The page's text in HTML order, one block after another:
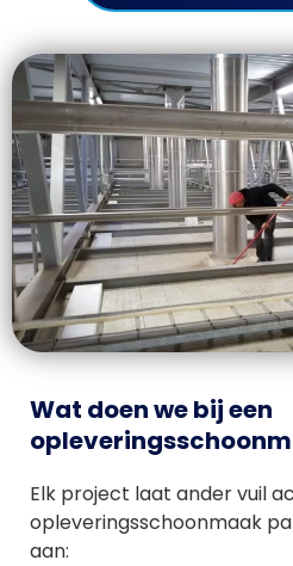
Wat doen we bij een
Elk project laat ander vuil
opleveringsschoonmaak
aan: